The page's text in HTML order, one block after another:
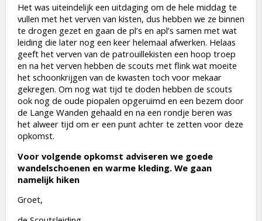
Het was uiteindelijk een uitdaging om de hele middag te
vullen met het verven van kisten, dus hebben we ze binnen
te drogen gezet en gaan de pl’s en apl’s samen met wat
leiding die later nog een keer helemaal afwerken. Helaas
geeft het verven van de patrouillekisten een hoop troep
en na het verven hebben de scouts met flink wat moeite
het schoonkrijgen van de kwasten toch voor mekaar
gekregen. Om nog wat tijd te doden hebben de scouts
ook nog de oude piopalen opgeruimd en een bezem door
de Lange Wanden gehaald en na een rondje beren was
het alweer tijd om er een punt achter te zetten voor deze
opkomst.
Voor volgende opkomst adviseren we goede
wandelschoenen en warme kleding. We gaan
namelijk hiken
Groet,